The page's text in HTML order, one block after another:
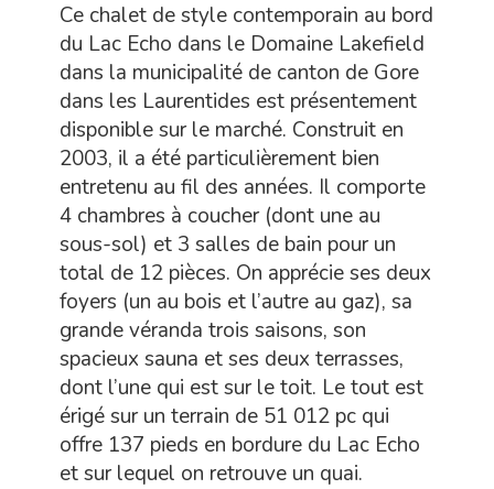
Ce chalet de style contemporain au bord
du Lac Echo dans le Domaine Lakefield
dans la municipalité de canton de Gore
dans les Laurentides est présentement
disponible sur le marché. Construit en
2003, il a été particulièrement bien
entretenu au fil des années. Il comporte
4 chambres à coucher (dont une au
sous-sol) et 3 salles de bain pour un
total de 12 pièces. On apprécie ses deux
foyers (un au bois et l’autre au gaz), sa
grande véranda trois saisons, son
spacieux sauna et ses deux terrasses,
dont l’une qui est sur le toit. Le tout est
érigé sur un terrain de 51 012 pc qui
offre 137 pieds en bordure du Lac Echo
et sur lequel on retrouve un quai.